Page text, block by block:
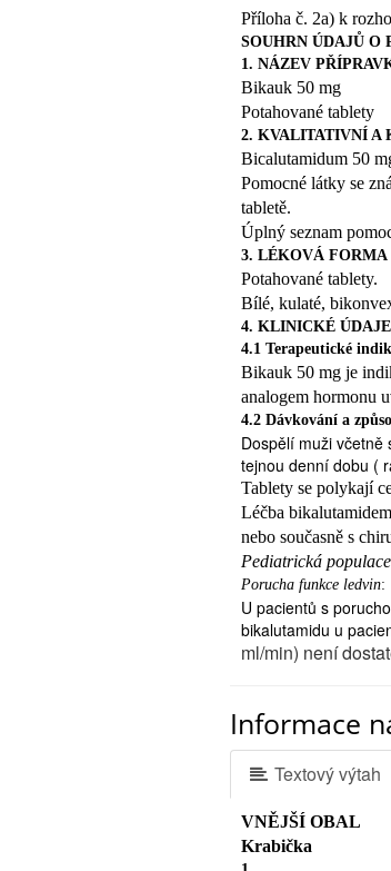
1.
CO JE BIKAUK 50
BIKAUK 50 MG
Antiandrogeny
působení a zabraňují
BIKAUK 50 MG je
rovněž tzv. analoga
nebo také těsně
2.
ČEMU MUSÍTE
50 MG UŽÍVAT
Neužívejte přípravek

jestliže jste
přípravku
v bodu 6)

jste-li žena

jestliže by měl být

jestliže užíváte
terfenadin či
žaludečních
Upozornění a
Zvláštní

jestliže máte
jaterní funkce

máte-li diabetes.
hladinu
Vašeho krevního
perorálního
Jestliže se vás
Příloha č. 2a) k
SOUHRN ÚDAJŮ O
1. NÁZEV
Bikauk 50 mg
Potahované tablety
2. KVALITATIVNÍ A
Bicalutamidum 50
Pomocné látky se
tabletě.
Úplný seznam
3. LÉKOVÁ FORMA
Potahované tablety.
Bílé, kulaté,
4. KLINICKÉ ÚDAJE
4.1 Terapeutické
Bikauk 50 mg je
analogem hormonu
4.2 Dávkování a
Dospělí muži
tejnou denní dobu (
Tablety se polykají
Léčba
nebo současně s
Pediatrická populace
Porucha funkce ledvin:
U pacientů s
bikalutamidu u
ml/min) není
pacientů se
kumulaci léčiva
4.3 Kontraindikace
Bikalutamid je
pacientům, u
pomocnou látku
Informace
Textový výtah
VNĚJŠÍ OBAL
Krabička